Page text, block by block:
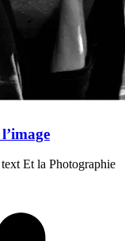
Et la Photographie